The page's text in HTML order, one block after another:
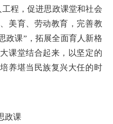
程，促进思政课堂和社会
美育、劳动教育，完善教
政课”，拓展全面育人新格
课堂结合起来，以坚定的
养堪当民族复兴大任的时
政课